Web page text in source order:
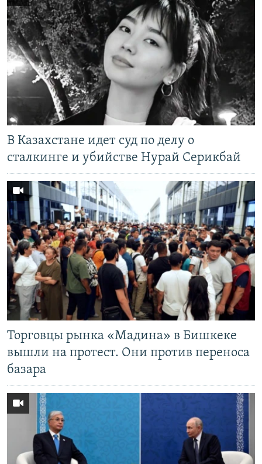
В Казахстане идет суд по делу о
сталкинге и убийстве Нурай Серикбай
Торговцы рынка «Мадина» в Бишкеке
вышли на протест. Они против переноса
базара